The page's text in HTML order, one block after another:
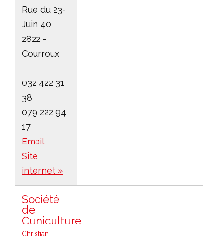
Rue du 23-
Juin 40
2822 -
Courroux
032 422 31
38
079 222 94
17
Email
Site
internet »
Société
de
Cuniculture
Christian